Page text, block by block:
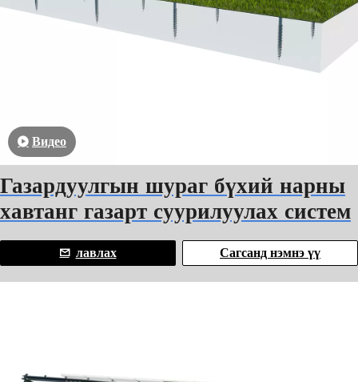
Видео
Газардуулгын шураг бүхий нарны
хавтанг газарт суурилуулах систем
лавлах Сагсанд нэмнэ үү